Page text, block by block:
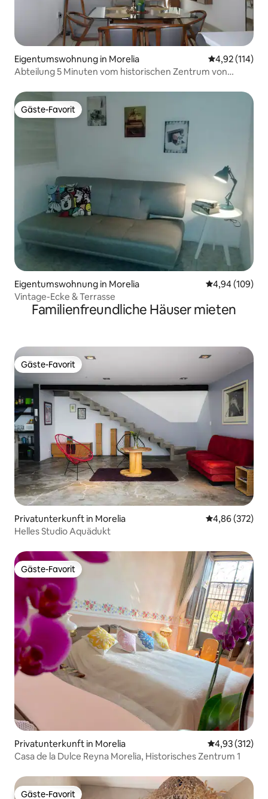
Eigentumswohnung in Morelia
4,92 (114)
Abteilung 5 Minuten vom historischen Zentrum von
Gäste-Favorit
Gäste-Favorit
Eigentumswohnung in Morelia
4,94 (109)
Vintage-Ecke & Terrasse
Familienfreundliche Häuser mieten
Gäste-Favorit
Gäste-Favorit
Privatunterkunft in Morelia
4,86 (372)
Helles Studio Aquädukt
Gäste-Favorit
Gäste-Favorit
Privatunterkunft in Morelia
4,93 (312)
Casa de la Dulce Reyna Morelia, Historisches Zentrum 1
Gäste-Favorit